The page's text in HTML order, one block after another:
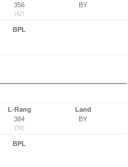
356
(42)
BY
BPL
L-Rang
384
(59)
Land
BY
BPL